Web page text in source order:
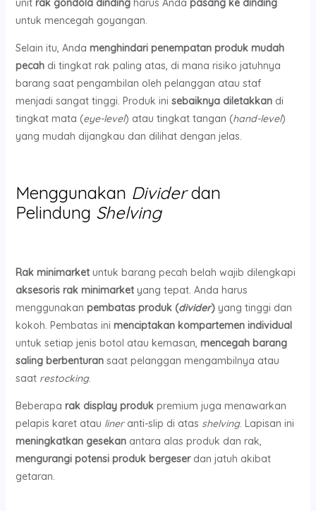
untuk mencegah goyangan.
Selain itu, Anda menghindari penempatan produk mudah
pecahdi tingkat rak paling atas, di mana risiko jatuhnya
barang saat pengambilan oleh pelanggan atau staf
menjadi sangat tinggi. Produk ini sebaiknya diletakkandi
tingkat mata (eye-level) atau tingkat tangan (hand-level)
yang mudah dijangkau dan dilihat dengan jelas.
Menggunakan Dividerdan
Pelindung Shelving
Rak minimarketuntuk barang pecah belah wajib dilengkapi
aksesoris rak minimarketyang tepat. Anda harus
menggunakan pembatas produk (divider)yang tinggi dan
kokoh. Pembatas ini menciptakan kompartemen individual
untuk setiap jenis botol atau kemasan, mencegah barang
saling berbenturansaat pelanggan mengambilnya atau
saat restocking.
Beberapa rak display produkpremium juga menawarkan
pelapis karet atau lineranti-slip di atas shelving. Lapisan ini
meningkatkan gesekanantara alas produk dan rak,
mengurangi potensi produk bergeserdan jatuh akibat
getaran.